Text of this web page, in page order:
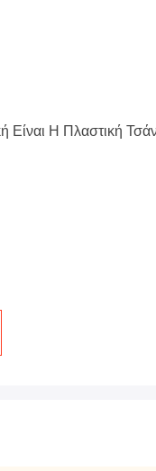
Είναι Η Πλαστική